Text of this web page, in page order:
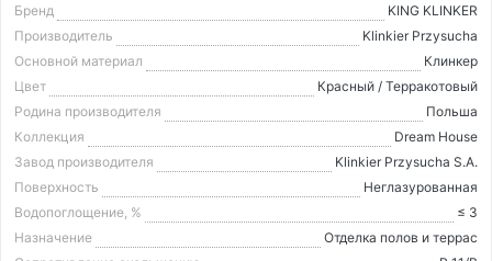
Бренд
KING KLINKER
Производитель
Klinkier Przysucha
Основной материал
Клинкер
Цвет
Красный / Терракотовый
Родина производителя
Польша
Коллекция
Dream House
Завод производителя
Klinkier Przysucha S.A.
Поверхность
Неглазурованная
Водопоглощение, %
≤ 3
Назначение
Отделка полов и террас